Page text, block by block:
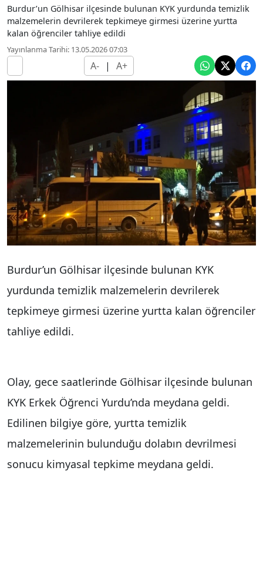
Burdur’un Gölhisar ilçesinde bulunan KYK yurdunda temizlik
malzemelerin devrilerek tepkimeye girmesi üzerine yurtta
kalan öğrenciler tahliye edildi
Yayınlanma Tarihi: 13.05.2026 07:03
A- | A+
Burdur’un Gölhisar ilçesinde bulunan KYK
yurdunda temizlik malzemelerin devrilerek
tepkimeye girmesi üzerine yurtta kalan öğrenciler
tahliye edildi.
Olay, gece saatlerinde Gölhisar ilçesinde bulunan
KYK Erkek Öğrenci Yurdu’nda meydana geldi.
Edilinen bilgiye göre, yurtta temizlik
malzemelerinin bulunduğu dolabın devrilmesi
sonucu kimyasal tepkime meydana geldi.